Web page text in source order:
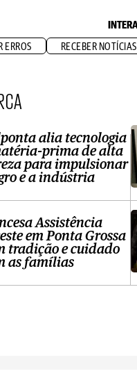
ERROS RECEBER
alia tecnologia
prima de alta
para impulsionar
e a indústria
Assistência
em Ponta Grossa
tradição e cuidado
as famílias